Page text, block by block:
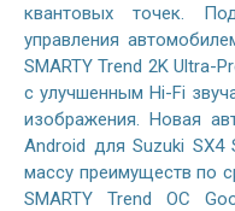
квантовых точек.
управления
SMARTY Trend 2K Ultra-
с улучшенным Hi-Fi
изображения. Новая
Android для Suzuki SX4
массу преимуществ по
SMARTY Trend ОС